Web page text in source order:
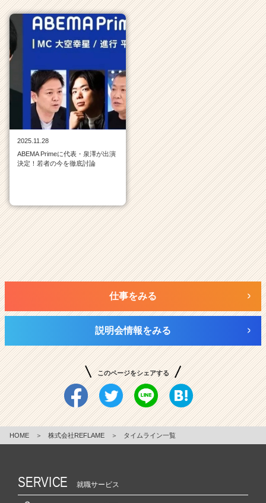
ン
一
覧
ン
ャ
ー・
成
企
サ
イ
キ
ャ
リ
（C
h
2025.11.28
ABEMA Primeに代表・泉澤が出演
決定！若者の今を徹底討論
仕事をみる
説明会情報をみる
このページをシェアする
HOME ＞ 株式会社REFLAME ＞ タイムライン一覧
SERVICE 就職サービス